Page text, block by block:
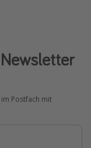
Postfach mit